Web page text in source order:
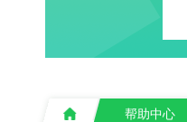
帮助中心